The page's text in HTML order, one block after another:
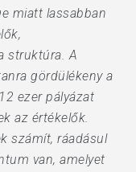
miatt lassabban
struktúra. A
gördülékeny a
ezer pályázat
az értékelők.
számít, ráadásul
van, amelyet